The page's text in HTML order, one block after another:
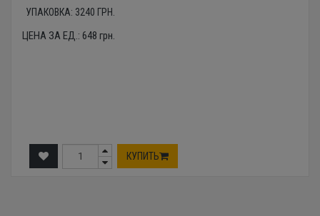
УПАКОВКА: 3240 ГРН.
ЦЕНА ЗА ЕД.: 648 грн.
КУПИТЬ